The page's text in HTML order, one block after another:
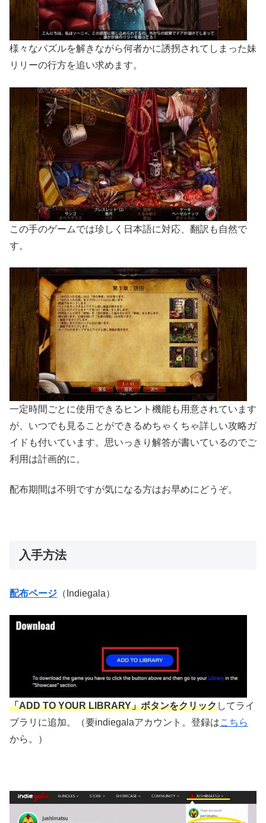
様々なパズルを解きながら何者かに誘拐されてしまった妹
リリーの行方を追い求めます。
この手のゲームでは珍しく日本語に対応、翻訳も自然で
す。
一定時間ごとに使用できるヒント機能も用意されています
が、いつでも見ることができるめちゃくちゃ詳しい攻略ガ
イドも付いています。思いっきり解答が書いているのでご
利用は計画的に。
配布期間は不明ですが気になる方はお早めにどうぞ。
入手方法
配布ページ （Indiegala）
「ADD TO YOUR LIBRARY」ボタンをクリックしてライ
ブラリに追加。（要indiegalaアカウント。登録はこちら
から。）